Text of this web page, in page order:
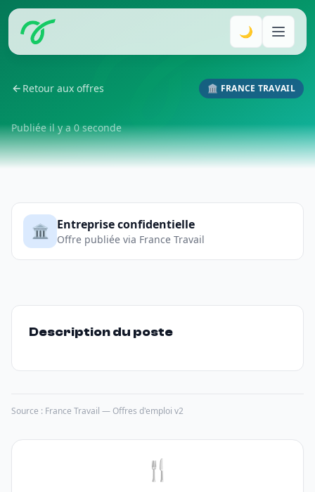
🌙
Retour aux offres 🏛️ FRANCE TRAVAIL
Publiée il y a 0 seconde
🏛️ Entreprise confidentielle
Offre publiée via France Travail
Description du poste
Source : France Travail — Offres d'emploi v2
🍴